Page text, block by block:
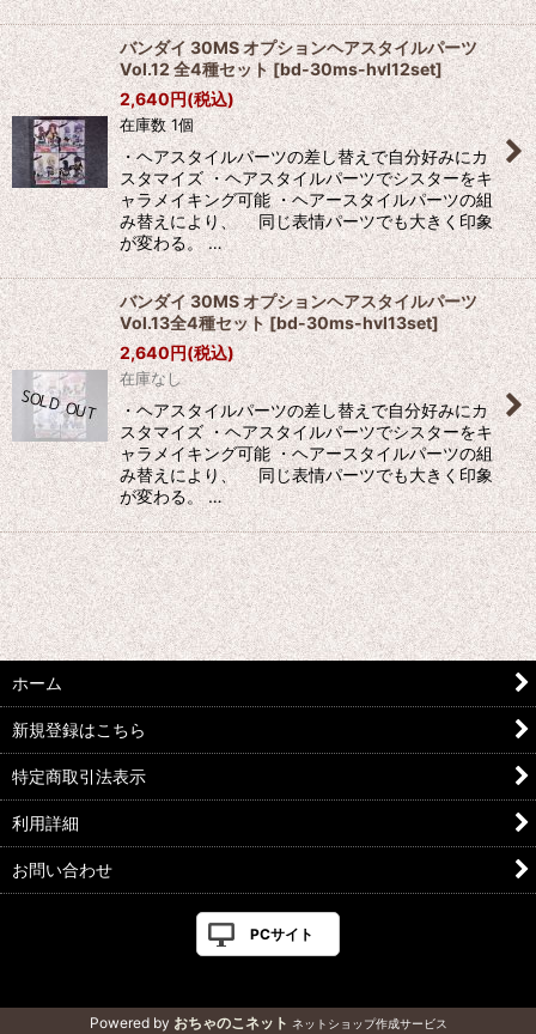
バンダイ 30MS オプションヘアスタイルパーツ
Vol.12 全4種セット[bd-30ms-hvl12set]
2,640円(税込)
在庫数 1個
・ヘアスタイルパーツの差し替えで自分好みにカ
スタマイズ ・ヘアスタイルパーツでシスターをキ
ャラメイキング可能 ・ヘアースタイルパーツの組
み替えにより、 同じ表情パーツでも大きく印象
が変わる。 …
バンダイ 30MS オプションヘアスタイルパーツ
Vol.13全4種セット[bd-30ms-hvl13set]
2,640円(税込)
在庫なし
・ヘアスタイルパーツの差し替えで自分好みにカ
スタマイズ ・ヘアスタイルパーツでシスターをキ
ャラメイキング可能 ・ヘアースタイルパーツの組
み替えにより、 同じ表情パーツでも大きく印象
が変わる。 …
ホーム
新規登録はこちら
特定商取引法表示
利用詳細
お問い合わせ
PCサイト
Powered by おちゃのこネット ネットショップ作成サービス